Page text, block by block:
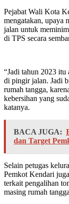
Pejabat Wali Kota
mengatakan, upaya
jalan untuk
di TPS secara
“Jadi tahun 2023 itu
di pingir jalan. Jadi
rumah tangga,
kebersihan yang
katanya.
BACA JUGA:
dan Target
Selain petugas
Pemkot Kendari
terkait pengalihan
masing rumah